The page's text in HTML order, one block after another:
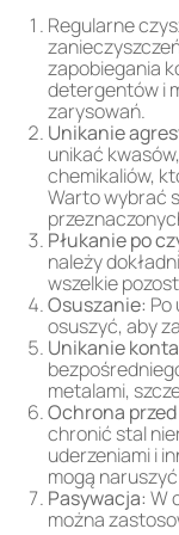
Regularne
zapobiegania
detergentów i
zarysowań.
Unikanie
unikać
chemikaliów,
Warto wybrać
Płukanie po
należy
wszelkie
Osuszanie: Po
osuszyć, aby
Unikanie
metalami,
Ochrona
chronić stal
uderzeniami i
mogą
Pasywacja: W
można